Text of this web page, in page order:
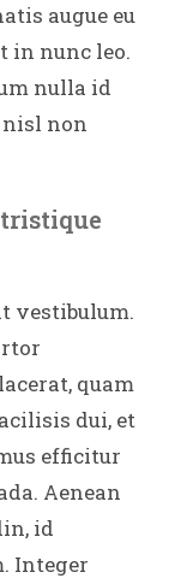
augue eu
in nunc leo.
nulla id
non
vestibulum.
quam
dui, et
efficitur
Aenean
id
Integer